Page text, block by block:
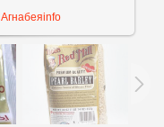
Агнабеяinfo